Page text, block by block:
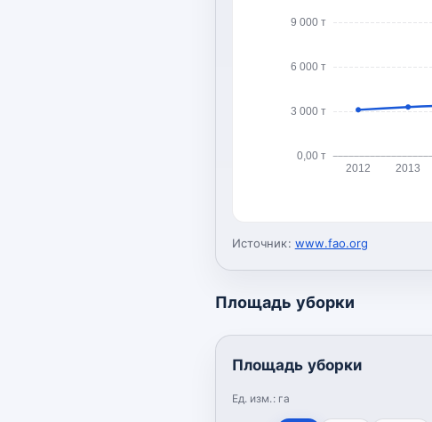
0,00 т
3 000 т
6 000 т
9 000 т
2012 2013
Источник: www.fao.org
Площадь уборки
Площадь уборки
Ед. изм.: га